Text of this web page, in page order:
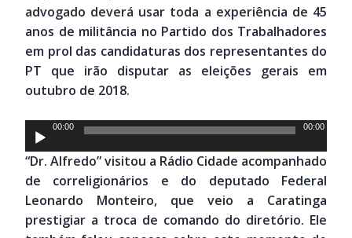
advogado deverá usar toda a experiência de 45
anos de militância no Partido dos Trabalhadores
em prol das candidaturas dos representantes do
PT que irão disputar as eleições gerais em
outubro de 2018.
Tocador
de
áudio
00:00 00:00
“Dr. Alfredo” visitou a Rádio Cidade acompanhado
de correligionários e do deputado Federal
Leonardo Monteiro, que veio a Caratinga
prestigiar a troca de comando do diretório. Ele